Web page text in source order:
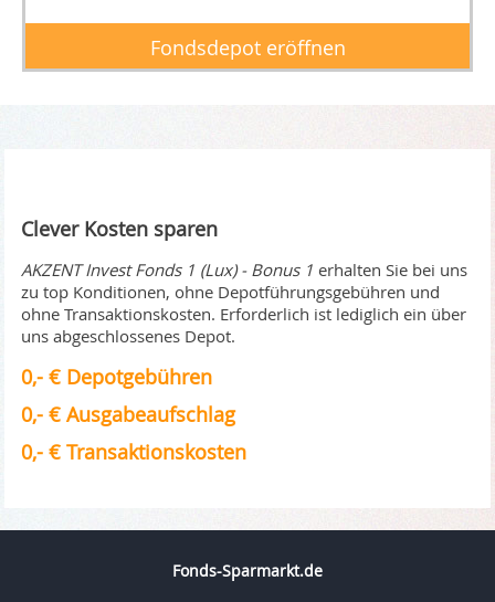
Fondsdepot eröffnen
Clever Kosten sparen
AKZENT Invest Fonds 1 (Lux) - Bonus 1 erhalten Sie bei uns
zu top Konditionen, ohne Depotführungsgebühren und
ohne Transaktionskosten. Erforderlich ist lediglich ein über
uns abgeschlossenes Depot.
0,- € Depotgebühren
0,- € Ausgabeaufschlag
0,- € Transaktionskosten
Fonds-Sparmarkt.de